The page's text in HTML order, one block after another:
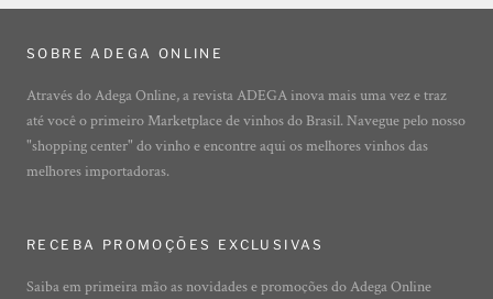
SOBRE ADEGA ONLINE
Através do Adega Online, a revista ADEGA inova mais uma vez e traz
até você o primeiro Marketplace de vinhos do Brasil. Navegue pelo nosso
"shopping center" do vinho e encontre aqui os melhores vinhos das
melhores importadoras.
RECEBA PROMOÇÕES EXCLUSIVAS
Saiba em primeira mão as novidades e promoções do Adega Online